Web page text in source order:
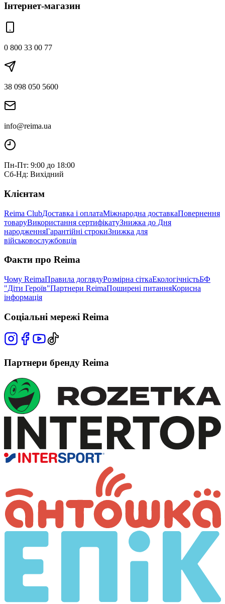
Інтернет-магазин
0 800 33 00 77
38 098 050 5600
info@reima.ua
Пн-Пт: 9:00 до 18:00
Сб-Нд: Вихідний
Клієнтам
Reima ClubДоставка і оплатаМіжнародна доставкаПовернення
товаруВикористання сертифікатуЗнижка до Дня
народженняГарантійні строкиЗнижка для
військовослужбовців
Факти про Reima
Чому ReimaПравила доглядуРозмірна сіткаЕкологічністьБФ
"Діти Героїв"Партнери ReimaПоширені питанняКорисна
інформація
Соціальні мережі Reima
Партнери бренду Reima